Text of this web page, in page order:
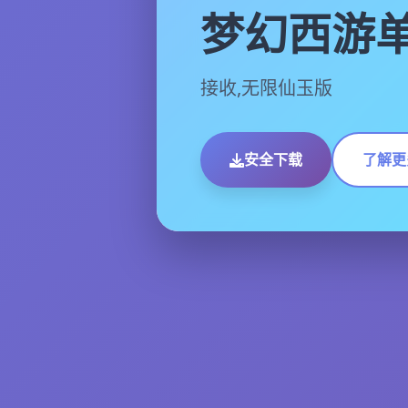
梦幻西游
接收,无限仙玉版
安全下载 了解